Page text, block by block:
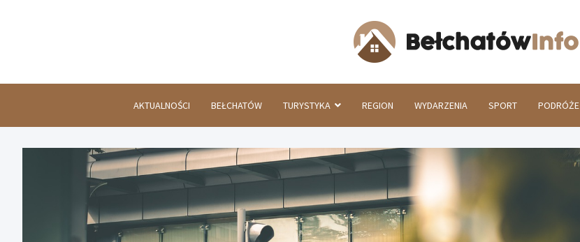
AKTUALNOŚCI BEŁCHATÓW TURYSTYKA REGION WYDARZENIA SPORT PODRÓŻE